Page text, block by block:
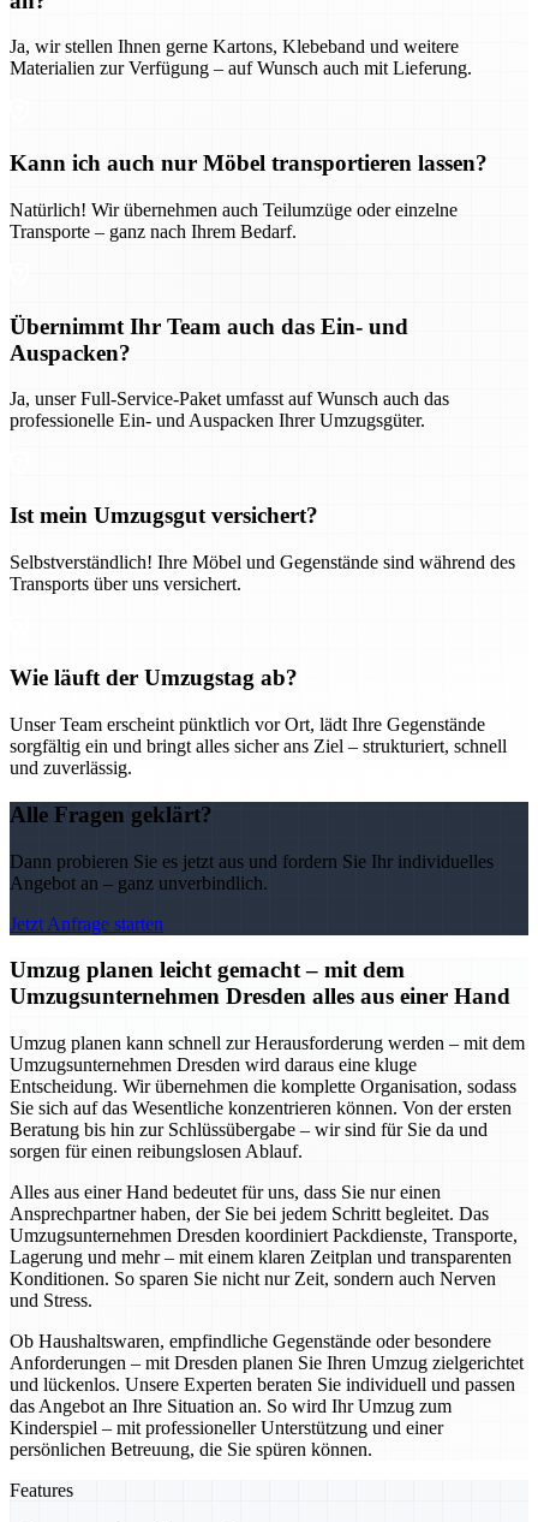
Ja, wir stellen Ihnen gerne Kartons, Klebeband und weitere
Materialien zur Verfügung – auf Wunsch auch mit Lieferung.
Kann ich auch nur Möbel transportieren lassen?
Natürlich! Wir übernehmen auch Teilumzüge oder einzelne
Transporte – ganz nach Ihrem Bedarf.
Übernimmt Ihr Team auch das Ein- und
Auspacken?
Ja, unser Full-Service-Paket umfasst auf Wunsch auch das
professionelle Ein- und Auspacken Ihrer Umzugsgüter.
Ist mein Umzugsgut versichert?
Selbstverständlich! Ihre Möbel und Gegenstände sind während des
Transports über uns versichert.
Wie läuft der Umzugstag ab?
Unser Team erscheint pünktlich vor Ort, lädt Ihre Gegenstände
sorgfältig ein und bringt alles sicher ans Ziel – strukturiert, schnell
und zuverlässig.
Alle Fragen geklärt?
Dann probieren Sie es jetzt aus und fordern Sie Ihr individuelles
Angebot an – ganz unverbindlich.
Jetzt Anfrage starten
Umzug planen leicht gemacht – mit dem
Umzugsunternehmen Dresden alles aus einer Hand
Umzug planen kann schnell zur Herausforderung werden – mit dem
Umzugsunternehmen Dresden wird daraus eine kluge
Entscheidung. Wir übernehmen die komplette Organisation, sodass
Sie sich auf das Wesentliche konzentrieren können. Von der ersten
Beratung bis hin zur Schlüssübergabe – wir sind für Sie da und
sorgen für einen reibungslosen Ablauf.
Alles aus einer Hand bedeutet für uns, dass Sie nur einen
Ansprechpartner haben, der Sie bei jedem Schritt begleitet. Das
Umzugsunternehmen Dresden koordiniert Packdienste, Transporte,
Lagerung und mehr – mit einem klaren Zeitplan und transparenten
Konditionen. So sparen Sie nicht nur Zeit, sondern auch Nerven
und Stress.
Ob Haushaltswaren, empfindliche Gegenstände oder besondere
Anforderungen – mit Dresden planen Sie Ihren Umzug zielgerichtet
und lückenlos. Unsere Experten beraten Sie individuell und passen
das Angebot an Ihre Situation an. So wird Ihr Umzug zum
Kinderspiel – mit professioneller Unterstützung und einer
persönlichen Betreuung, die Sie spüren können.
Features